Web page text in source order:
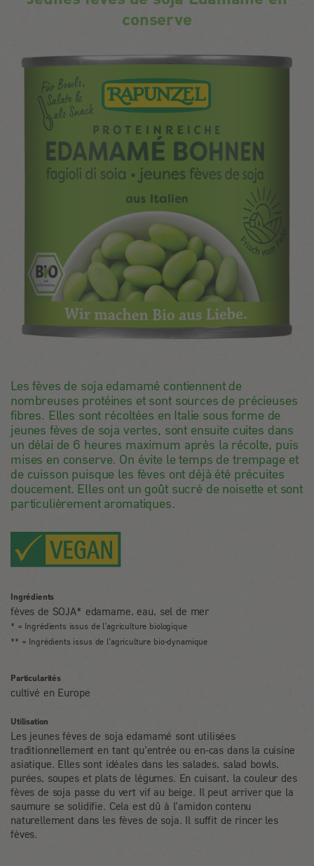
conserve
Les fèves de soja edamamé contiennent de
nombreuses protéines et sont sources de précieuses
fibres. Elles sont récoltées en Italie sous forme de
jeunes fèves de soja vertes, sont ensuite cuites dans
un délai de 6 heures maximum après la récolte, puis
mises en conserve. On évite le temps de trempage et
de cuisson puisque les fèves ont déjà été précuites
doucement. Elles ont un goût sucré de noisette et sont
particulièrement aromatiques.
Ingrédients
fèves de SOJA* edamame, eau, sel de mer
* = Ingrédients issus de l’agriculture biologique
** = Ingrédients issus de l’agriculture bio-dynamique
Particularités
cultivé en Europe
Utilisation
Les jeunes fèves de soja edamamé sont utilisées
traditionnellement en tant qu'entrée ou en-cas dans la cuisine
asiatique. Elles sont idéales dans les salades, salad bowls,
purées, soupes et plats de légumes. En cuisant, la couleur des
fèves de soja passe du vert vif au beige. Il peut arriver que la
saumure se solidifie. Cela est dû à l'amidon contenu
naturellement dans les fèves de soja. Il suffit de rincer les
fèves.